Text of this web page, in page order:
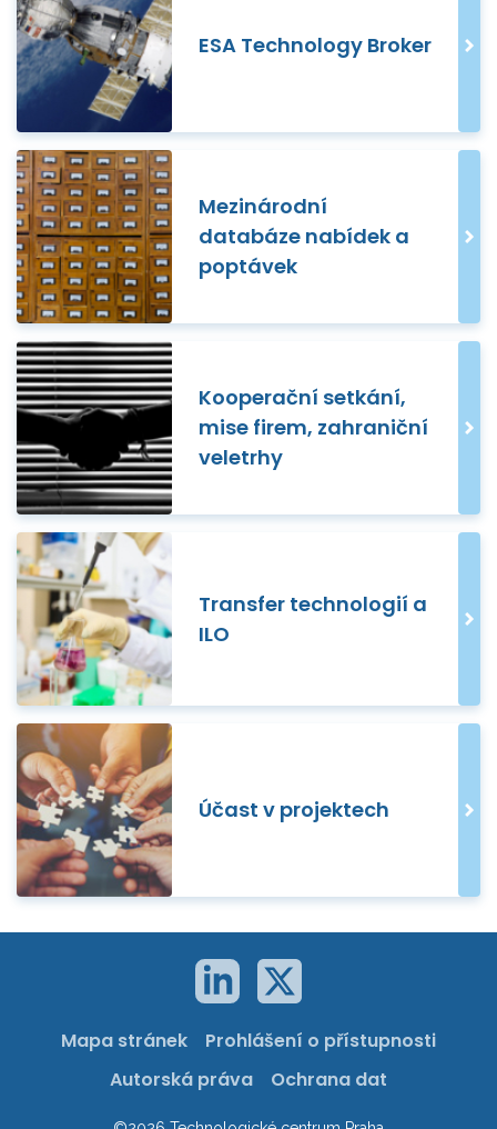
ESA Technology Broker
Mezinárodní
databáze nabídek a
poptávek
Kooperační setkání,
mise firem, zahraniční
veletrhy
Transfer technologií a
ILO
Účast v projektech
Mapa stránek
Prohlášení o přístupnosti
Autorská práva
Ochrana dat